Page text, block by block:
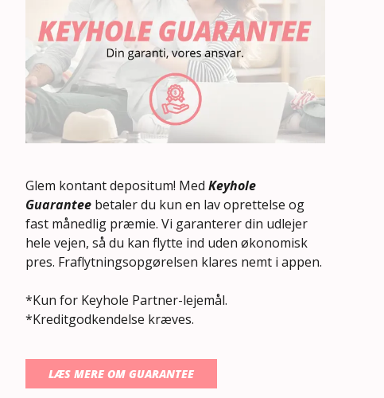
Glem kontant depositum! Med Keyhole
Guarantee betaler du kun en lav oprettelse og
fast månedlig præmie. Vi garanterer din udlejer
hele vejen, så du kan flytte ind uden økonomisk
pres. Fraflytningsopgørelsen klares nemt i appen.
*Kun for Keyhole Partner-lejemål.
*Kreditgodkendelse kræves.
LÆS MERE OM GUARANTEE